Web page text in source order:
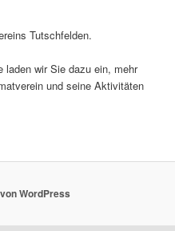
Tutschfelden.
laden wir Sie dazu ein, mehr
und seine Aktivitäten
WordPress